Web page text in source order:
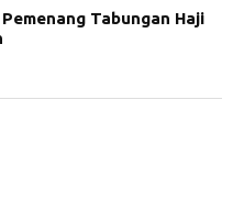
Pemenang Tabungan Haji